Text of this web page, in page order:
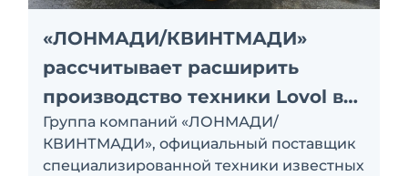
«ЛОНМАДИ/КВИНТМАДИ»
рассчитывает расширить
производство техники Lovol в
России
Группа компаний «ЛОНМАДИ/
КВИНТМАДИ», официальный поставщик
специализированной техники известных